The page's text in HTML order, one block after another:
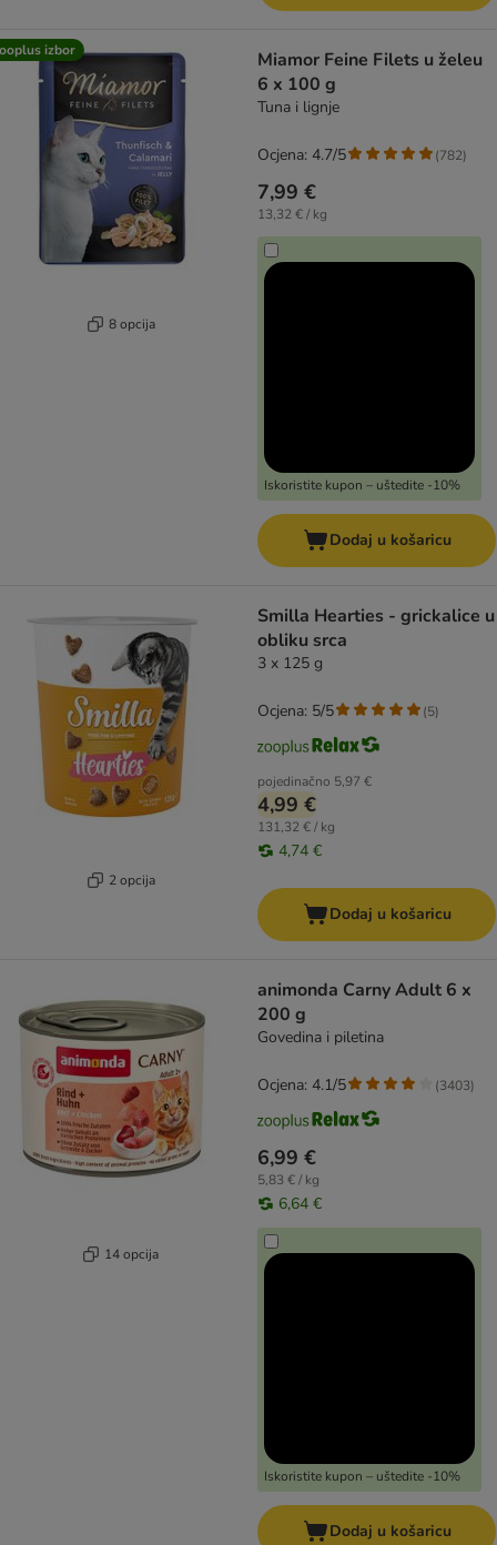
izbor
8 opcija
Miamor Feine Filets u želeu
6 x 100 g
Tuna i lignje
7,99 €
13,32 € / kg
Iskoristite kupon – uštedite -10%
Ocjena: 4.7/5 (782)
Dodaj u košaricu
2 opcija
Smilla Hearties - grickalice u
obliku srca
3 x 125 g
pojedinačno 5,97 €
4,99 €
131,32 € / kg
4,74 €
Ocjena: 5/5 (5)
Dodaj u košaricu
14 opcija
animonda Carny Adult 6 x
200 g
Govedina i piletina
6,99 €
5,83 € / kg
6,64 €
Iskoristite kupon – uštedite -10%
Ocjena: 4.1/5 (3403)
Dodaj u košaricu